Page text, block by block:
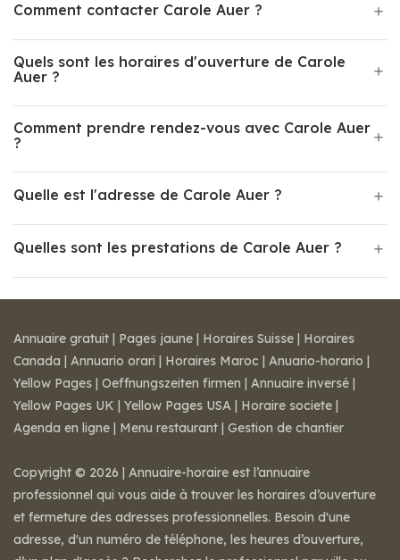
Comment contacter Carole Auer ?
Quels sont les horaires d'ouverture de Carole
Auer ?
Comment prendre rendez-vous avec Carole Auer
?
Quelle est l'adresse de Carole Auer ?
Quelles sont les prestations de Carole Auer ?
Annuaire gratuit | Pages jaune | Horaires Suisse | Horaires
Canada | Annuario orari | Horaires Maroc | Anuario-horario |
Yellow Pages | Oeffnungszeiten firmen | Annuaire inversé |
Yellow Pages UK | Yellow Pages USA | Horaire societe |
Agenda en ligne | Menu restaurant | Gestion de chantier
Copyright © 2026 | Annuaire-horaire est l’annuaire
professionnel qui vous aide à trouver les horaires d’ouverture
et fermeture des adresses professionnelles. Besoin d'une
adresse, d'un numéro de téléphone, les heures d’ouverture,